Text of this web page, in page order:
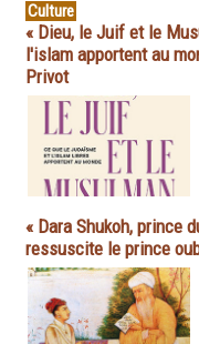
Culture
« Dieu, le Juif et le
l'islam apportent au
Privot
« Dara Shukoh, prince
ressuscite le prince